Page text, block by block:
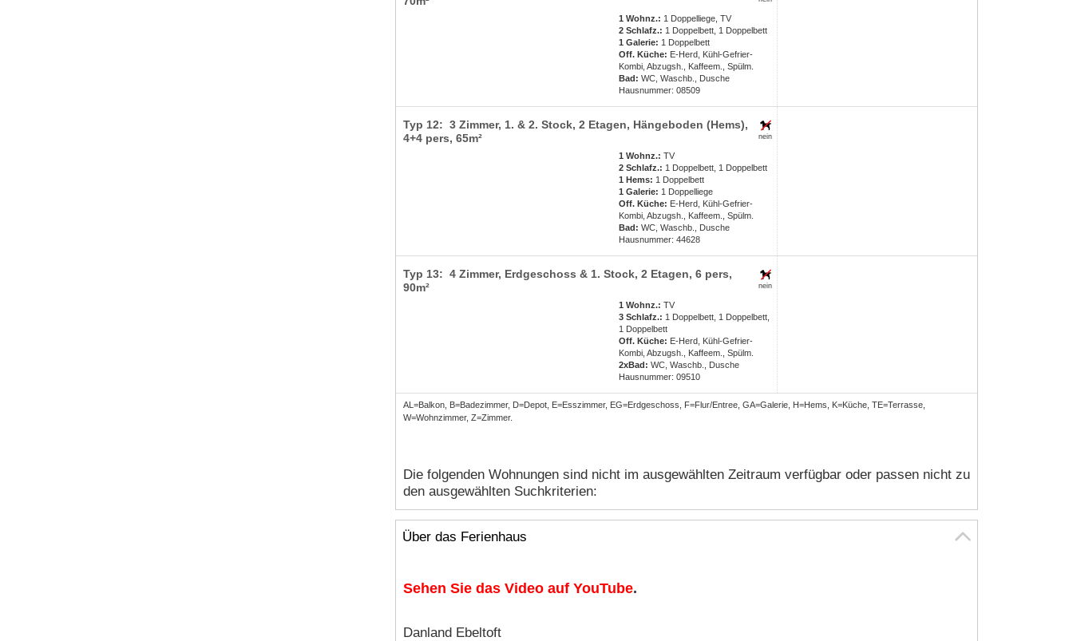
1 Wohnz.: 1 Doppelliege, TV
2 Schlafz.: 1 Doppelbett, 1 Doppelbett
1 Galerie: 1 Doppelbett
Off. Küche: E-Herd, Kühl-Gefrier-
Kombi, Abzugsh., Kaffeem., Spülm.
Bad: WC, Waschb., Dusche
Hausnummer: 08509
nein
Typ 12: 3 Zimmer, 1. & 2. Stock, 2 Etagen, Hängeboden (Hems),
4+4 pers, 65m²
1 Wohnz.: TV
2 Schlafz.: 1 Doppelbett, 1 Doppelbett
1 Hems: 1 Doppelbett
1 Galerie: 1 Doppelliege
Off. Küche: E-Herd, Kühl-Gefrier-
Kombi, Abzugsh., Kaffeem., Spülm.
Bad: WC, Waschb., Dusche
Hausnummer: 44628
nein
Typ 13: 4 Zimmer, Erdgeschoss & 1. Stock, 2 Etagen, 6 pers,
90m²
1 Wohnz.: TV
3 Schlafz.: 1 Doppelbett, 1 Doppelbett,
1 Doppelbett
Off. Küche: E-Herd, Kühl-Gefrier-
Kombi, Abzugsh., Kaffeem., Spülm.
2xBad: WC, Waschb., Dusche
Hausnummer: 09510
AL=Balkon, B=Badezimmer, D=Depot, E=Esszimmer, EG=Erdgeschoss, F=Flur/Entree, GA=Galerie, H=Hems, K=Küche, TE=Terrasse,
W=Wohnzimmer, Z=Zimmer.
Die folgenden Wohnungen sind nicht im ausgewählten Zeitraum verfügbar oder passen nicht zu
den ausgewählten Suchkriterien:
Über das Ferienhaus
Sehen Sie das Video auf YouTube.
Danland Ebeltoft